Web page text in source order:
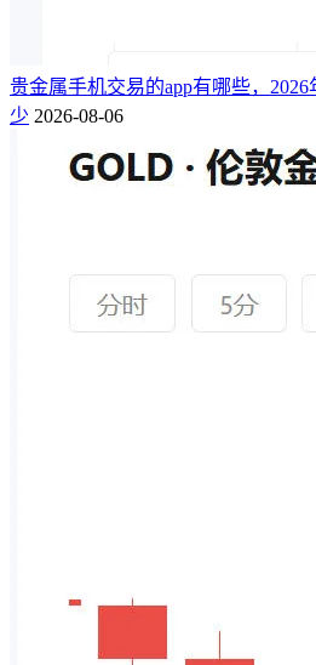
贵金属手机交易的app有哪些，2026
少 2026-08-06